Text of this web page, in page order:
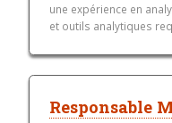
une expérience en
et outils analytiques
Responsable